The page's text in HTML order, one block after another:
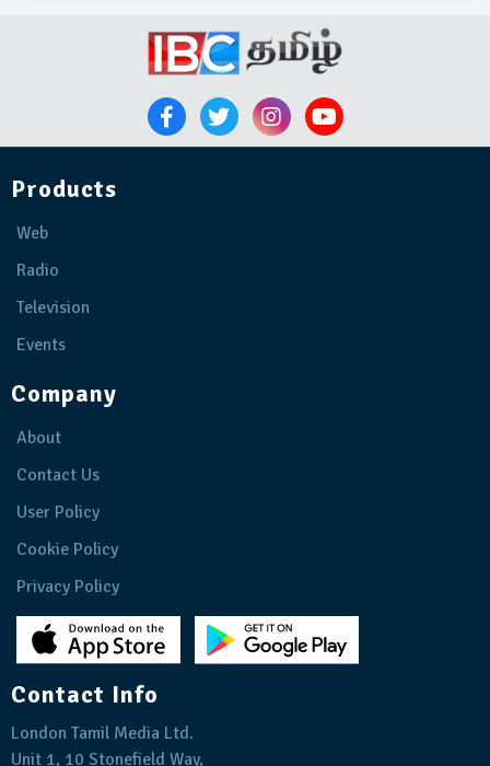
Products
Web
Radio
Television
Events
Company
About
Contact Us
User Policy
Cookie Policy
Privacy Policy
Contact Info
London Tamil Media Ltd.
Unit 1, 10 Stonefield Way,